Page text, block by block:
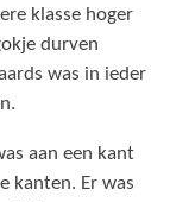
klasse hoger
durven
was in ieder
aan een kant
kanten. Er was